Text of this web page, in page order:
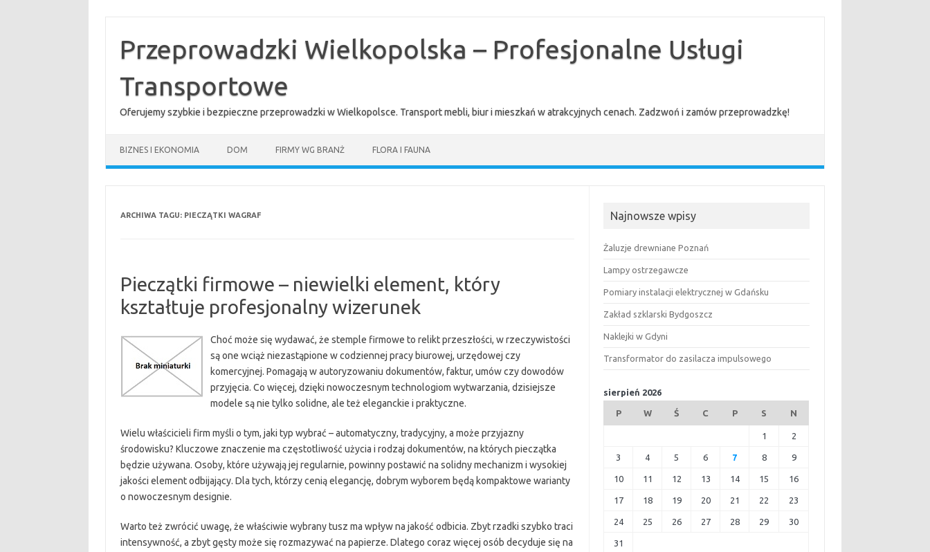
treściPrzeprowadzki Wielkopolska – Profesjonalne Usługi
Transportowe
Oferujemy szybkie i bezpieczne przeprowadzki w Wielkopolsce. Transport mebli, biur i mieszkań w atrakcyjnych cenach. Zadzwoń i zamów przeprowadzkę!
BIZNES I EKONOMIA DOM FIRMY WG BRANŻ FLORA I FAUNA
ARCHIWA TAGU: PIECZĄTKI WAGRAF
Pieczątki firmowe – niewielki element, który
kształtuje profesjonalny wizerunek
Choć może się wydawać, że stemple firmowe to relikt przeszłości, w rzeczywistości
są one wciąż niezastąpione w codziennej pracy biurowej, urzędowej czy
komercyjnej. Pomagają w autoryzowaniu dokumentów, faktur, umów czy dowodów
przyjęcia. Co więcej, dzięki nowoczesnym technologiom wytwarzania, dzisiejsze
modele są nie tylko solidne, ale też eleganckie i praktyczne.
Wielu właścicieli firm myśli o tym, jaki typ wybrać – automatyczny, tradycyjny, a może przyjazny
środowisku? Kluczowe znaczenie ma częstotliwość użycia i rodzaj dokumentów, na których pieczątka
będzie używana. Osoby, które używają jej regularnie, powinny postawić na solidny mechanizm i wysokiej
jakości element odbijający. Dla tych, którzy cenią elegancję, dobrym wyborem będą kompaktowe warianty
o nowoczesnym designie.
Warto też zwrócić uwagę, że właściwie wybrany tusz ma wpływ na jakość odbicia. Zbyt rzadki szybko traci
intensywność, a zbyt gęsty może się rozmazywać na papierze. Dlatego coraz więcej osób decyduje się na
Najnowsze wpisy
Żaluzje drewniane Poznań
Lampy ostrzegawcze
Pomiary instalacji elektrycznej w Gdańsku
Zakład szklarski Bydgoszcz
Naklejki w Gdyni
Transformator do zasilacza impulsowego
sierpień 2026
P W Ś C P S N
1 2
3 4 5 6 7 8 9
10 11 12 13 14 15 16
17 18 19 20 21 22 23
24 25 26 27 28 29 30
31